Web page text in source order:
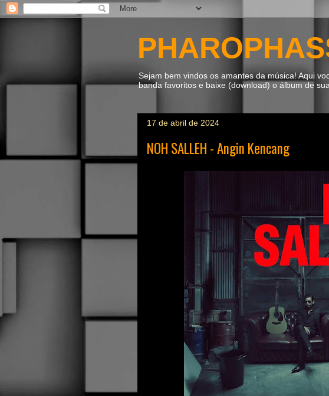
Sejam bem vindos os amantes da música! Aqui
banda favoritos e baixe (download) o álbum de
17 de abril de 2024
NOH SALLEH - Angin Kencang